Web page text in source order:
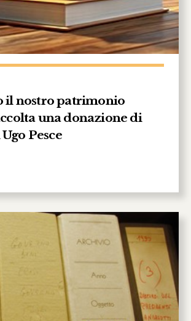
il nostro patrimonio
una donazione di
Pesce